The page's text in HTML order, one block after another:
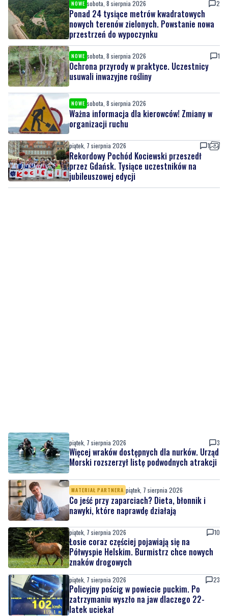
NOWE sobota, 8 sierpnia 2026 2
Ponad 24 tysiące metrów kwadratowych
nowych terenów zielonych. Powstanie nowa
przestrzeń do wypoczynku
NOWE sobota, 8 sierpnia 2026 1
Ochrona przyrody w praktyce. Uczestnicy
usuwali inwazyjne rośliny
NOWE sobota, 8 sierpnia 2026
Ważna informacja dla kierowców! Zmiany w
organizacji ruchu
piątek, 7 sierpnia 2026 1
Rekordowy Pochód Kociewski przeszedł
przez Gdańsk. Tysiące uczestników na
jubileuszowej edycji
piątek, 7 sierpnia 2026 3
Więcej wraków dostępnych dla nurków. Urząd
Morski rozszerzył listę podwodnych atrakcji
MATERIAŁ PARTNERA piątek, 7 sierpnia 2026
Co jeść przy zaparciach? Dieta, błonnik i
nawyki, które naprawdę działają
piątek, 7 sierpnia 2026 10
Łosie coraz częściej pojawiają się na
Półwyspie Helskim. Burmistrz chce nowych
znaków drogowych
piątek, 7 sierpnia 2026 23
Policyjny pościg w powiecie puckim. Po
zatrzymaniu wyszło na jaw dlaczego 22-
latek uciekał